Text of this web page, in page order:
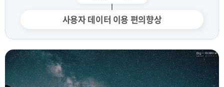
사용자 데이터 이용 편의향상